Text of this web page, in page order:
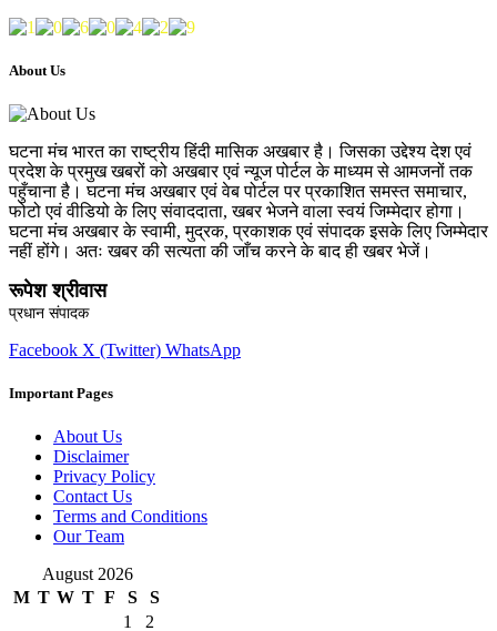
About Us
घटना मंच भारत का राष्ट्रीय हिंदी मासिक अखबार है। जिसका उद्देश्य देश एवं
प्रदेश के प्रमुख खबरों को अखबार एवं न्यूज पोर्टल के माध्यम से आमजनों तक
पहुँचाना है। घटना मंच अखबार एवं वेब पोर्टल पर प्रकाशित समस्त समाचार,
फोटो एवं वीडियो के लिए संवाददाता, खबर भेजने वाला स्वयं जिम्मेदार होगा।
घटना मंच अखबार के स्वामी, मुद्रक, प्रकाशक एवं संपादक इसके लिए जिम्मेदार
नहीं होंगे। अतः खबर की सत्यता की जाँच करने के बाद ही खबर भेजें।
रूपेश श्रीवास
प्रधान संपादक
Facebook X (Twitter) WhatsApp
Important Pages
About Us
Disclaimer
Privacy Policy
Contact Us
Terms and Conditions
Our Team
August 2026
M T W T F S
S
1
2